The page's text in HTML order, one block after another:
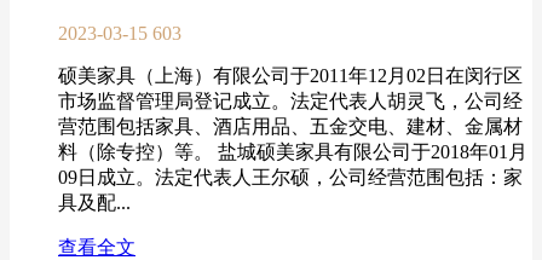
2023-03-15 603
硕美家具（上海）有限公司于2011年12月02日在闵行区
市场监督管理局登记成立。法定代表人胡灵飞，公司经
营范围包括家具、酒店用品、五金交电、建材、金属材
料（除专控）等。 盐城硕美家具有限公司于2018年01月
09日成立。法定代表人王尔硕，公司经营范围包括：家
具及配...
查看全文